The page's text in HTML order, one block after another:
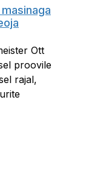
Ott
proovile
rajal,